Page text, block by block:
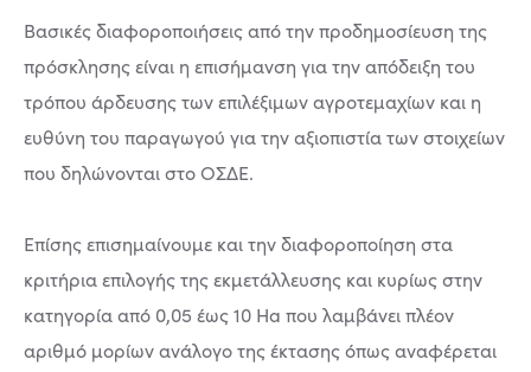
Βασικές διαφοροποιήσεις από την προδημοσίευση της
πρόσκλησης είναι η επισήμανση για την απόδειξη του
τρόπου άρδευσης των επιλέξιμων αγροτεμαχίων και η
ευθύνη του παραγωγού για την αξιοπιστία των στοιχείων
που δηλώνονται στο ΟΣΔΕ.
Επίσης επισημαίνουμε και την διαφοροποίηση στα
κριτήρια επιλογής της εκμετάλλευσης και κυρίως στην
κατηγορία από 0,05 έως 10 Ηa που λαμβάνει πλέον
αριθμό μορίων ανάλογο της έκτασης όπως αναφέρεται